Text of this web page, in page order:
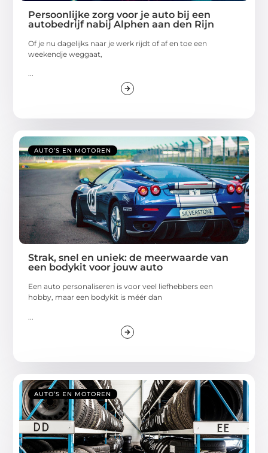
Persoonlijke zorg voor je auto bij een
autobedrijf nabij Alphen aan den Rijn
Of je nu dagelijks naar je werk rijdt of af en toe een
weekendje weggaat,
...
AUTO’S EN MOTOREN
Strak, snel en uniek: de meerwaarde van
een bodykit voor jouw auto
Een auto personaliseren is voor veel liefhebbers een
hobby, maar een bodykit is méér dan
AUTO’S EN MOTOREN